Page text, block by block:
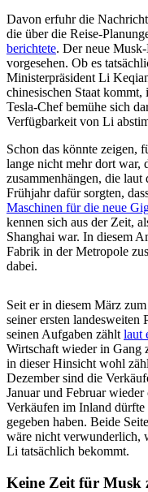
Davon erfuhr die
die über die Reise-
berichtete. Der neue
vorgesehen. Ob es
Ministerpräsident Li
chinesischen Staat
Tesla-Chef bemühe sich
Verfügbarkeit von Li
Schon das könnte zeigen,
lange nicht mehr dort war,
zusammenhängen, die
Frühjahr dafür sorgten,
Maschinen für die neue
kennen sich aus der Zeit,
Shanghai war. In diesem
Fabrik in der Metropole
dabei.
Seit er in diesem März
seiner ersten
seinen Aufgaben zählt laut
Wirtschaft wieder in Gang
in dieser Hinsicht wohl
Dezember sind die
Januar und Februar
Verkäufen im Inland dürfte
gegeben haben. Beide
wäre nicht verwunderlich,
Li tatsächlich bekommt.
Keine Zeit für Musk